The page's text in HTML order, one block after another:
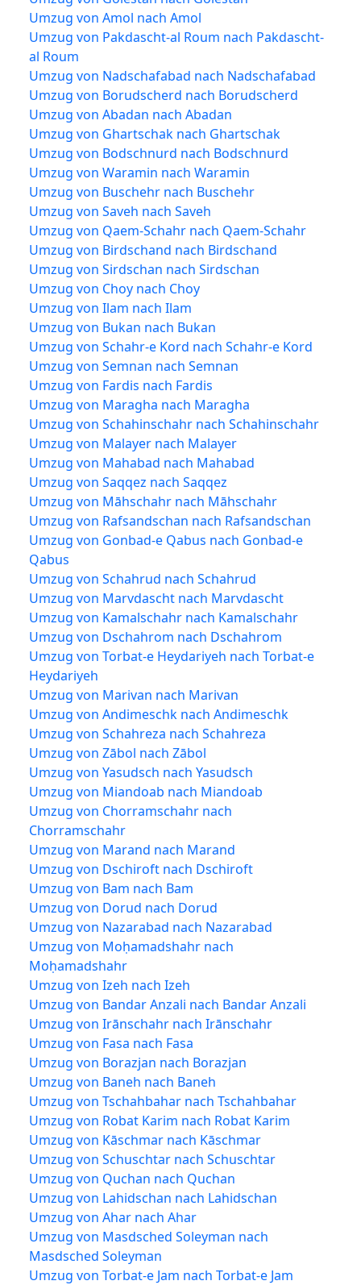
Umzug von Amol nach Amol
Umzug von Pakdascht-al Roum nach Pakdascht-
al Roum
Umzug von Nadschafabad nach Nadschafabad
Umzug von Borudscherd nach Borudscherd
Umzug von Abadan nach Abadan
Umzug von Ghartschak nach Ghartschak
Umzug von Bodschnurd nach Bodschnurd
Umzug von Waramin nach Waramin
Umzug von Buschehr nach Buschehr
Umzug von Saveh nach Saveh
Umzug von Qaem-Schahr nach Qaem-Schahr
Umzug von Birdschand nach Birdschand
Umzug von Sirdschan nach Sirdschan
Umzug von Choy nach Choy
Umzug von Ilam nach Ilam
Umzug von Bukan nach Bukan
Umzug von Schahr-e Kord nach Schahr-e Kord
Umzug von Semnan nach Semnan
Umzug von Fardis nach Fardis
Umzug von Maragha nach Maragha
Umzug von Schahinschahr nach Schahinschahr
Umzug von Malayer nach Malayer
Umzug von Mahabad nach Mahabad
Umzug von Saqqez nach Saqqez
Umzug von Māhschahr nach Māhschahr
Umzug von Rafsandschan nach Rafsandschan
Umzug von Gonbad-e Qabus nach Gonbad-e
Qabus
Umzug von Schahrud nach Schahrud
Umzug von Marvdascht nach Marvdascht
Umzug von Kamalschahr nach Kamalschahr
Umzug von Dschahrom nach Dschahrom
Umzug von Torbat-e Heydariyeh nach Torbat-e
Heydariyeh
Umzug von Marivan nach Marivan
Umzug von Andimeschk nach Andimeschk
Umzug von Schahreza nach Schahreza
Umzug von Zābol nach Zābol
Umzug von Yasudsch nach Yasudsch
Umzug von Miandoab nach Miandoab
Umzug von Chorramschahr nach
Chorramschahr
Umzug von Marand nach Marand
Umzug von Dschiroft nach Dschiroft
Umzug von Bam nach Bam
Umzug von Dorud nach Dorud
Umzug von Nazarabad nach Nazarabad
Umzug von Moḥamadshahr nach
Moḥamadshahr
Umzug von Izeh nach Izeh
Umzug von Bandar Anzali nach Bandar Anzali
Umzug von Irānschahr nach Irānschahr
Umzug von Fasa nach Fasa
Umzug von Borazjan nach Borazjan
Umzug von Baneh nach Baneh
Umzug von Tschahbahar nach Tschahbahar
Umzug von Robat Karim nach Robat Karim
Umzug von Kāschmar nach Kāschmar
Umzug von Schuschtar nach Schuschtar
Umzug von Quchan nach Quchan
Umzug von Lahidschan nach Lahidschan
Umzug von Ahar nach Ahar
Umzug von Masdsched Soleyman nach
Masdsched Soleyman
Umzug von Torbat-e Jam nach Torbat-e Jam